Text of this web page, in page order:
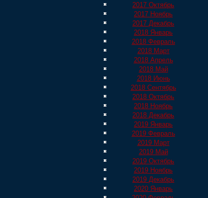
2017 Октябрь
2017 Ноябрь
2017 Декабрь
2018 Январь
2018 Февраль
2018 Март
2018 Апрель
2018 Май
2018 Июнь
2018 Сентябрь
2018 Октябрь
2018 Ноябрь
2018 Декабрь
2019 Январь
2019 Февраль
2019 Март
2019 Май
2019 Октябрь
2019 Ноябрь
2019 Декабрь
2020 Январь